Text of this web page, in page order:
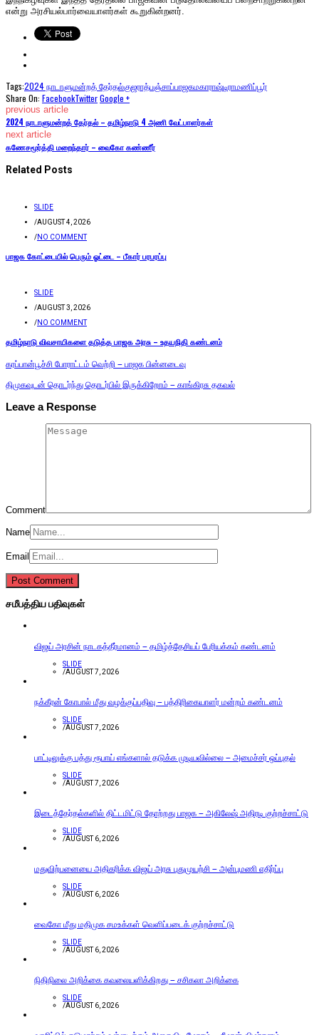
என்று அரசியல்பார்வையாளர்கள் கூறுகின்றனர்.
Tags:2024 நாடாளுமன்றத் தேர்தல்குஜராத்பஞ்சாப்பாஜகமகாராஷ்டிராமணிப்பூர்
Share On: FacebookTwitterGoogle +
previous article
2024 நாடாளுமன்றத் தேர்தல் – தமிழ்நாடு 4 அணி வேட்பாளர்கள்
next article
கணேசமூர்த்தி மறைந்தார் – வைகோ கண்ணீர்
Related Posts
SLIDE
/AUGUST 4, 2026
/NO COMMENT
பாஜக கோட்டையில் பெரும் ஓட்டை – பீகார் பரபரப்பு
SLIDE
/AUGUST 3, 2026
/NO COMMENT
தமிழ்நாடு விவசாயிகளை தடுத்த பாஜக அரசு – உதயநிதி கண்டனம்
கரப்பான்பூச்சி போராட்டம் வெற்றி – பாஜக பின்னடைவு
திமுகவுடன் தொடர்ந்து தொடர்பில் இருக்கிறோம் – காங்கிரசு தகவல்
Leave a Response
Comment
Name
Email
சமீபத்திய பதிவுகள்
விஜய் அரசின் நாடகத்தீர்மானம் – தமிழ்த்தேசியப் பேரியக்கம் கண்டனம்
SLIDE
/AUGUST 7, 2026
நக்கீரன் கோபால் மீது வழக்குப்பதிவு – பத்திரிகையாளர் மன்றம் கண்டனம்
SLIDE
/AUGUST 7, 2026
பாட்டிலுக்கு பத்து ரூபாய் எங்களால் தடுக்க முடியவில்லை – அமைச்சர் ஒப்புதல்
SLIDE
/AUGUST 7, 2026
இடைத்தேர்தல்களில் திட்டமிட்டு தோற்றது பாஜக – அகிலேஷ் அதிரடி குற்றச்சாட்டு
SLIDE
/AUGUST 6, 2026
மதுவிற்பனையை அதிகரிக்க விஜய் அரசு புதுமுயற்சி – அன்புமணி எதிர்ப்பு
SLIDE
/AUGUST 6, 2026
வைகோ மீது மதிமுக சமஉக்கள் வெளிப்படைக் குற்றச்சாட்டு
SLIDE
/AUGUST 6, 2026
நிதிநிலை அறிக்கை கவலையளிக்கிறது – சசிகலா அறிக்கை
SLIDE
/AUGUST 6, 2026